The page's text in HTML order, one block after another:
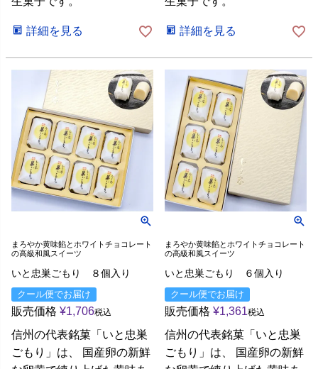
詳細を見る 詳細を見る
まろやか黄味餡とホワイトチョコレート
の高級和風スイーツ
いと忠巣ごもり ８個入り
クール便でお届け
販売価格 ¥1,706税込
信州の代表銘菓「いと忠巣
ごもり」は、 国産卵の新鮮
まろやか黄味餡とホワイトチョコレート
の高級和風スイーツ
いと忠巣ごもり ６個入り
クール便でお届け
販売価格 ¥1,361税込
信州の代表銘菓「いと忠巣
ごもり」は、 国産卵の新鮮